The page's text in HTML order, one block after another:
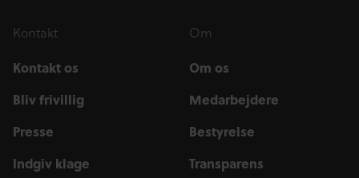
Kontakt
Kontakt os
Bliv frivillig
Presse
Indgiv klage
Om
Om os
Medarbejdere
Bestyrelse
Transparens